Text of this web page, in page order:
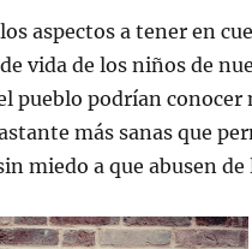
aspectos a tener en
vida de los niños de
pueblo podrían conocer
más sanas que
miedo a que abusen de